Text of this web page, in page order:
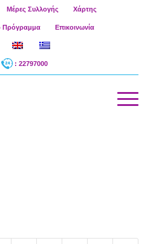
Μέρες Συλλογής Χάρτης
Πρόγραμμα Επικοινωνία
: 22797000